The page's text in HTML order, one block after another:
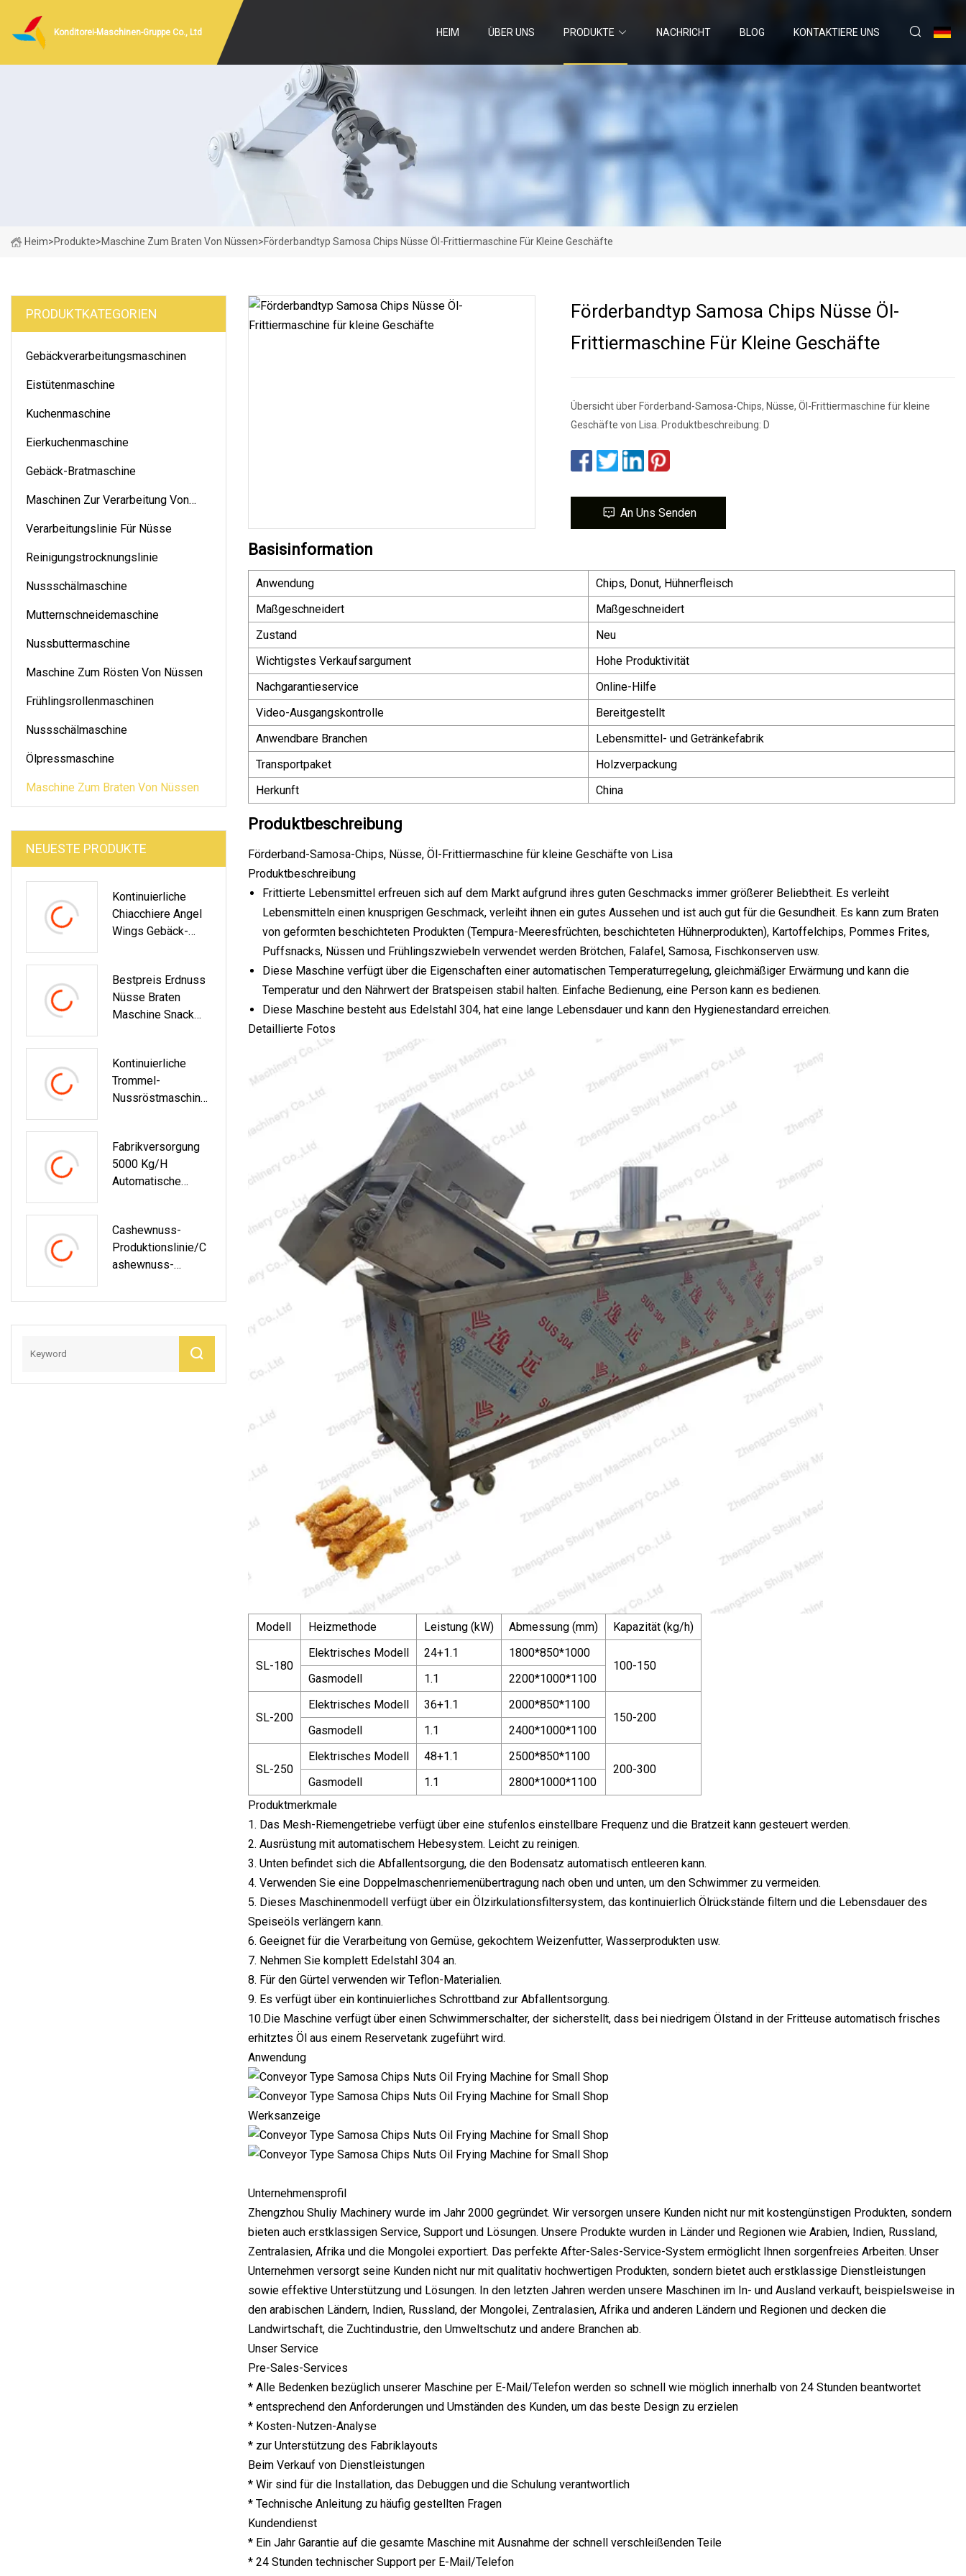
Konditorei-Maschinen-Gruppe Co., Ltd HEIM ÜBER UNS PRODUKTE NACHRICHT BLOG KONTAKTIERE UNS
Heim>Produkte>Maschine Zum Braten Von Nüssen>Förderbandtyp Samosa Chips Nüsse Öl-Frittiermaschine Für Kleine Geschäfte
PRODUKTKATEGORIEN
Gebäckverarbeitungsmaschinen
Eistütenmaschine
Kuchenmaschine
Eierkuchenmaschine
Gebäck-Bratmaschine
Maschinen Zur Verarbeitung Von
Verarbeitungslinie Für Nüsse
Reinigungstrocknungslinie
Nussschälmaschine
Mutternschneidemaschine
Nussbuttermaschine
Maschine Zum Rösten Von Nüssen
Frühlingsrollenmaschinen
Nussschälmaschine
Ölpressmaschine
Maschine Zum Braten Von Nüssen
NEUESTE PRODUKTE
Kontinuierliche
Chiacchiere Angel
Wings Gebäck-
Kapazität
Bestpreis Erdnuss
Nüsse Braten
Maschine Snack
Tank
Kontinuierliche
Trommel-
Nussröstmaschine,
Für Kastanien,
Sonnenblumenkern
E, Kichererbsen
Fabrikversorgung
5000 Kg/h
Automatische
Grüner Macadamia-
Nüsse
Cashewnuss-
Produktionslinie/C
Ashewnuss-
Hine/Cashewnuss-
Förderbandtyp Samosa Chips Nüsse Öl-
Frittiermaschine Für Kleine Geschäfte
Übersicht über Förderband-Samosa-Chips, Nüsse, Öl-Frittiermaschine für kleine
Geschäfte von Lisa. Produktbeschreibung: D
An Uns Senden
Basisinformation
Anwendung
Chips, Donut, Hühnerfleisch
Maßgeschneidert
Maßgeschneidert
Zustand
Neu
Wichtigstes Verkaufsargument
Hohe Produktivität
Nachgarantieservice
Online-Hilfe
Video-Ausgangskontrolle
Bereitgestellt
Anwendbare Branchen
Lebensmittel- und Getränkefabrik
Transportpaket
Holzverpackung
Herkunft
China
Produktbeschreibung
Förderband-Samosa-Chips, Nüsse, Öl-Frittiermaschine für kleine Geschäfte von Lisa
Produktbeschreibung
Frittierte Lebensmittel erfreuen sich auf dem Markt aufgrund ihres guten Geschmacks immer größerer Beliebtheit. Es verleiht
Lebensmitteln einen knusprigen Geschmack, verleiht ihnen ein gutes Aussehen und ist auch gut für die Gesundheit. Es kann zum Braten
von geformten beschichteten Produkten (Tempura-Meeresfrüchten, beschichteten Hühnerprodukten), Kartoffelchips, Pommes Frites,
Puffsnacks, Nüssen und Frühlingszwiebeln verwendet werden Brötchen, Falafel, Samosa, Fischkonserven usw.
Diese Maschine verfügt über die Eigenschaften einer automatischen Temperaturregelung, gleichmäßiger Erwärmung und kann die
Temperatur und den Nährwert der Bratspeisen stabil halten. Einfache Bedienung, eine Person kann es bedienen.
Diese Maschine besteht aus Edelstahl 304, hat eine lange Lebensdauer und kann den Hygienestandard erreichen.
Detaillierte Fotos
Modell Heizmethode Leistung (kW) Abmessung (mm) Kapazität (kg/h)
SL-180
Elektrisches Modell 24+1.1
1800*850*1000
100-150
Gasmodell
1.1 2200*1000*1100
SL-200
Elektrisches Modell 36+1.1
2000*850*1100
150-200
Gasmodell
1.1 2400*1000*1100
SL-250
Elektrisches Modell 48+1.1
2500*850*1100
200-300
Gasmodell
1.1
2800*1000*1100
Produktmerkmale
1. Das Mesh-Riemengetriebe verfügt über eine stufenlos einstellbare Frequenz und die Bratzeit kann gesteuert werden.
2. Ausrüstung mit automatischem Hebesystem. Leicht zu reinigen.
3. Unten befindet sich die Abfallentsorgung, die den Bodensatz automatisch entleeren kann.
4. Verwenden Sie eine Doppelmaschenriemenübertragung nach oben und unten, um den Schwimmer zu vermeiden.
5. Dieses Maschinenmodell verfügt über ein Ölzirkulationsfiltersystem, das kontinuierlich Ölrückstände filtern und die Lebensdauer des
Speiseöls verlängern kann.
6. Geeignet für die Verarbeitung von Gemüse, gekochtem Weizenfutter, Wasserprodukten usw.
7. Nehmen Sie komplett Edelstahl 304 an.
8. Für den Gürtel verwenden wir Teflon-Materialien.
9. Es verfügt über ein kontinuierliches Schrottband zur Abfallentsorgung.
10.Die Maschine verfügt über einen Schwimmerschalter, der sicherstellt, dass bei niedrigem Ölstand in der Fritteuse automatisch frisches
erhitztes Öl aus einem Reservetank zugeführt wird.
Anwendung
Werksanzeige
Unternehmensprofil
Zhengzhou Shuliy Machinery wurde im Jahr 2000 gegründet. Wir versorgen unsere Kunden nicht nur mit kostengünstigen Produkten, sondern
bieten auch erstklassigen Service, Support und Lösungen. Unsere Produkte wurden in Länder und Regionen wie Arabien, Indien, Russland,
Zentralasien, Afrika und die Mongolei exportiert. Das perfekte After-Sales-Service-System ermöglicht Ihnen sorgenfreies Arbeiten. Unser
Unternehmen versorgt seine Kunden nicht nur mit qualitativ hochwertigen Produkten, sondern bietet auch erstklassige Dienstleistungen
sowie effektive Unterstützung und Lösungen. In den letzten Jahren werden unsere Maschinen im In- und Ausland verkauft, beispielsweise in
den arabischen Ländern, Indien, Russland, der Mongolei, Zentralasien, Afrika und anderen Ländern und Regionen und decken die
Landwirtschaft, die Zuchtindustrie, den Umweltschutz und andere Branchen ab.
Unser Service
Pre-Sales-Services
* Alle Bedenken bezüglich unserer Maschine per E-Mail/Telefon werden so schnell wie möglich innerhalb von 24 Stunden beantwortet
* entsprechend den Anforderungen und Umständen des Kunden, um das beste Design zu erzielen
* Kosten-Nutzen-Analyse
* zur Unterstützung des Fabriklayouts
Beim Verkauf von Dienstleistungen
* Wir sind für die Installation, das Debuggen und die Schulung verantwortlich
* Technische Anleitung zu häufig gestellten Fragen
Kundendienst
* Ein Jahr Garantie auf die gesamte Maschine mit Ausnahme der schnell verschleißenden Teile
* 24 Stunden technischer Support per E-Mail/Telefon